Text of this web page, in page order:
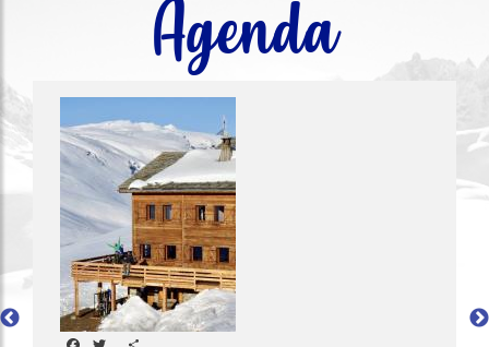
Agenda
Facebook
Twitter